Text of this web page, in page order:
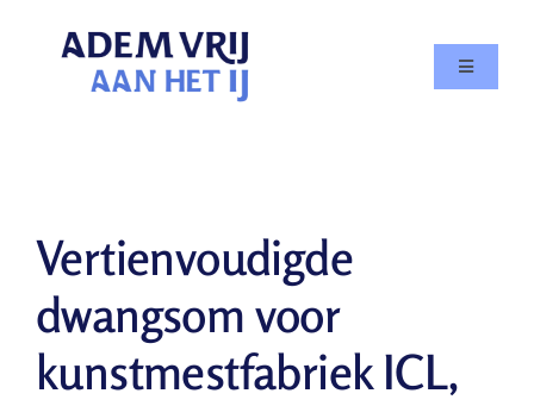
Toggle
In de media
Vertienvoudigde
dwangsom voor
kunstmestfabriek ICL,